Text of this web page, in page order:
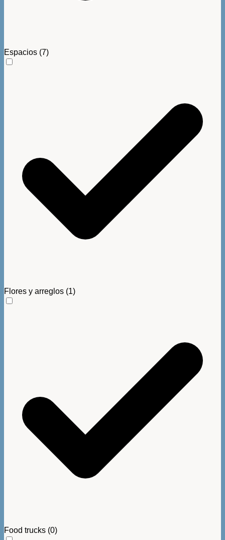
Espacios (7)
Flores y arreglos (1)
Food trucks (0)